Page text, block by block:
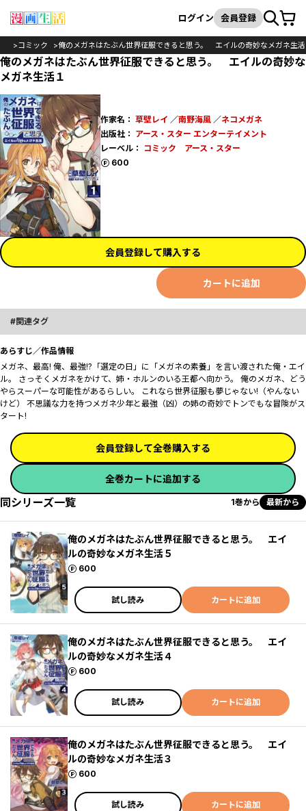
検索
ログイン 会員登録カート
コミック 俺のメガネはたぶん世界征服できると思う。 エイルの奇妙なメガネ生活
俺のメガネはたぶん世界征服できると思う。 エイルの奇妙な
メガネ生活１
作家名： 草壁レイ ／南野海風／ネコメガネ
出版社： アース・スター エンターテイメント
レーベル：
コミック アース・スター
600
ポイント
会員登録して購入する
カートに追加
関連タグ
あらすじ／作品情報
メガネ、最高! 俺、最強!?「選定の日」に「メガネの素養」を言い渡された俺・エイ
ル。 さっそくメガネをかけて、姉・ホルンのいる王都へ向かう。 俺のメガネ、どう
やらスーパーな可能性があるらしい。 これなら世界征服も夢じゃない!（やんない
けど） 不思議な力を持つメガネ少年と最強（凶）の姉の奇妙でトンでもな冒険がス
タート!
会員登録して全巻購入する
全巻カートに追加する
同シリーズ一覧 1巻から 最新から
俺のメガネはたぶん世界征服できると思う。 エイ
ルの奇妙なメガネ生活５
600
ポイント
試し読み カートに追加
俺のメガネはたぶん世界征服できると思う。 エイ
ルの奇妙なメガネ生活４
600
ポイント
試し読み カートに追加
俺のメガネはたぶん世界征服できると思う。 エイ
ルの奇妙なメガネ生活３
600
ポイント
試し読み カートに追加